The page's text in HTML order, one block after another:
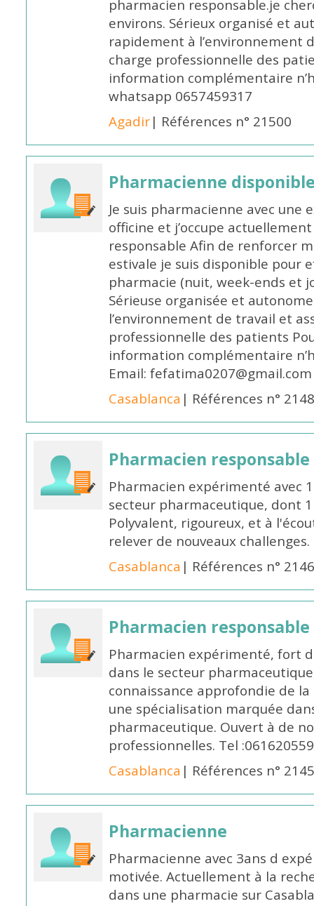
pharmacien responsable.je
environs. Sérieux organisé et
rapidement à l’environnement
charge professionnelle des
information complémentaire
whatsapp 0657459317
Agadir| Références n° 21500
Pharmacienne
Je suis pharmacienne avec
officine et j’occupe
responsable Afin de renforcer
estivale je suis disponible pour
pharmacie (nuit, week-ends et
Sérieuse organisée et
l’environnement de travail et
professionnelle des patients
information complémentaire
Email: fefatima0207@gmail.com
Casablanca | Références n°
Pharmacien responsable
Pharmacien expérimenté avec
secteur pharmaceutique, dont
Polyvalent, rigoureux, et à
relever de nouveaux
Casablanca | Références n°
Pharmacien responsable
Pharmacien expérimenté, fort
dans le secteur
connaissance approfondie de
une spécialisation marquée
pharmaceutique. Ouvert à de
professionnelles. Tel
Casablanca | Références n°
Pharmacienne
Pharmacienne avec 3ans d
motivée. Actuellement à la
dans une pharmacie sur